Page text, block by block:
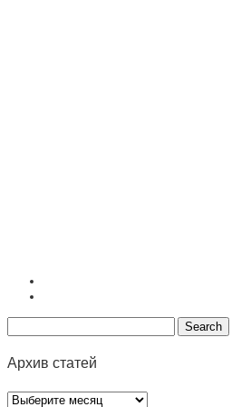
Архив статей
Архив